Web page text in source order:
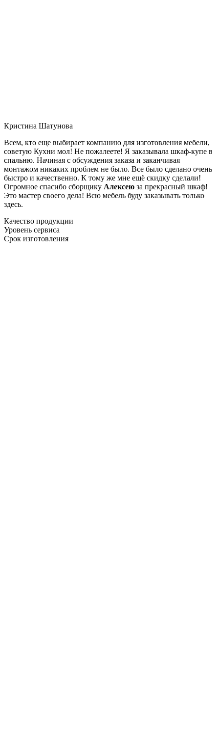
Кристина Шатунова
Всем, кто еще выбирает компанию для изготовления мебели,
советую Кухни мол! Не пожалеете! Я заказывала шкаф-купе в
спальню. Начиная с обсуждения заказа и заканчивая
монтажом никаких проблем не было. Все было сделано очень
быстро и качественно. К тому же мне ещё скидку сделали!
Огромное спасибо сборщику Алексею за прекрасный шкаф!
Это мастер своего дела! Всю мебель буду заказывать только
здесь.
Качество продукции
Уровень сервиса
Срок изготовления